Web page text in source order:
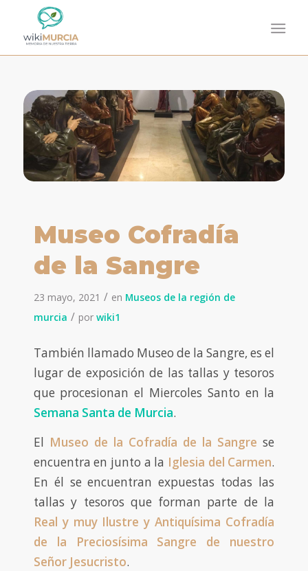
Museo Cofradía
de la Sangre
23 mayo, 2021 / en Museos de la región de
murcia / por wiki1
También llamado Museo de la Sangre, es el
lugar de exposición de las tallas y tesoros
que procesionan el Miercoles Santo en la
Semana Santa de Murcia.
El Museo de la Cofradía de la Sangre se
encuentra en junto a la Iglesia del Carmen.
En él se encuentran expuestas todas las
tallas y tesoros que forman parte de la
Real y muy Ilustre y Antiquísima Cofradía
de la Preciosísima Sangre de nuestro
Señor Jesucristo.